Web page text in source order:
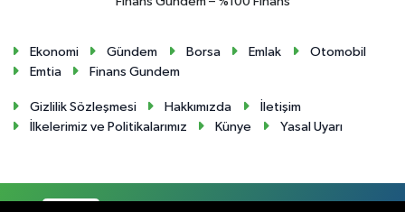
Ekonomi Gündem Borsa Emlak
Otomobil
Emtia
Finans Gundem
Gizlilik Sözleşmesi Hakkımızda
İletişim
İlkelerimiz ve Politikalarımız
Künye Yasal Uyarı